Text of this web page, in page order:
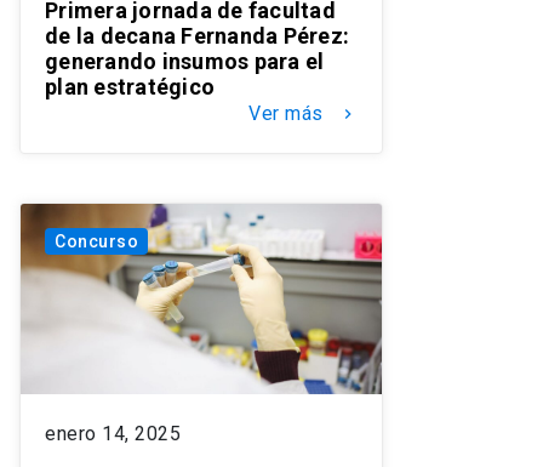
Primera jornada de facultad
de la decana Fernanda Pérez:
generando insumos para el
plan estratégico
Ver más keyboard_arrow_right
Concurso
enero 14, 2025